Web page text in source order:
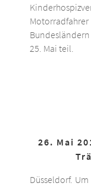
25. Mai teil.
26. Mai
Düsseldorf.